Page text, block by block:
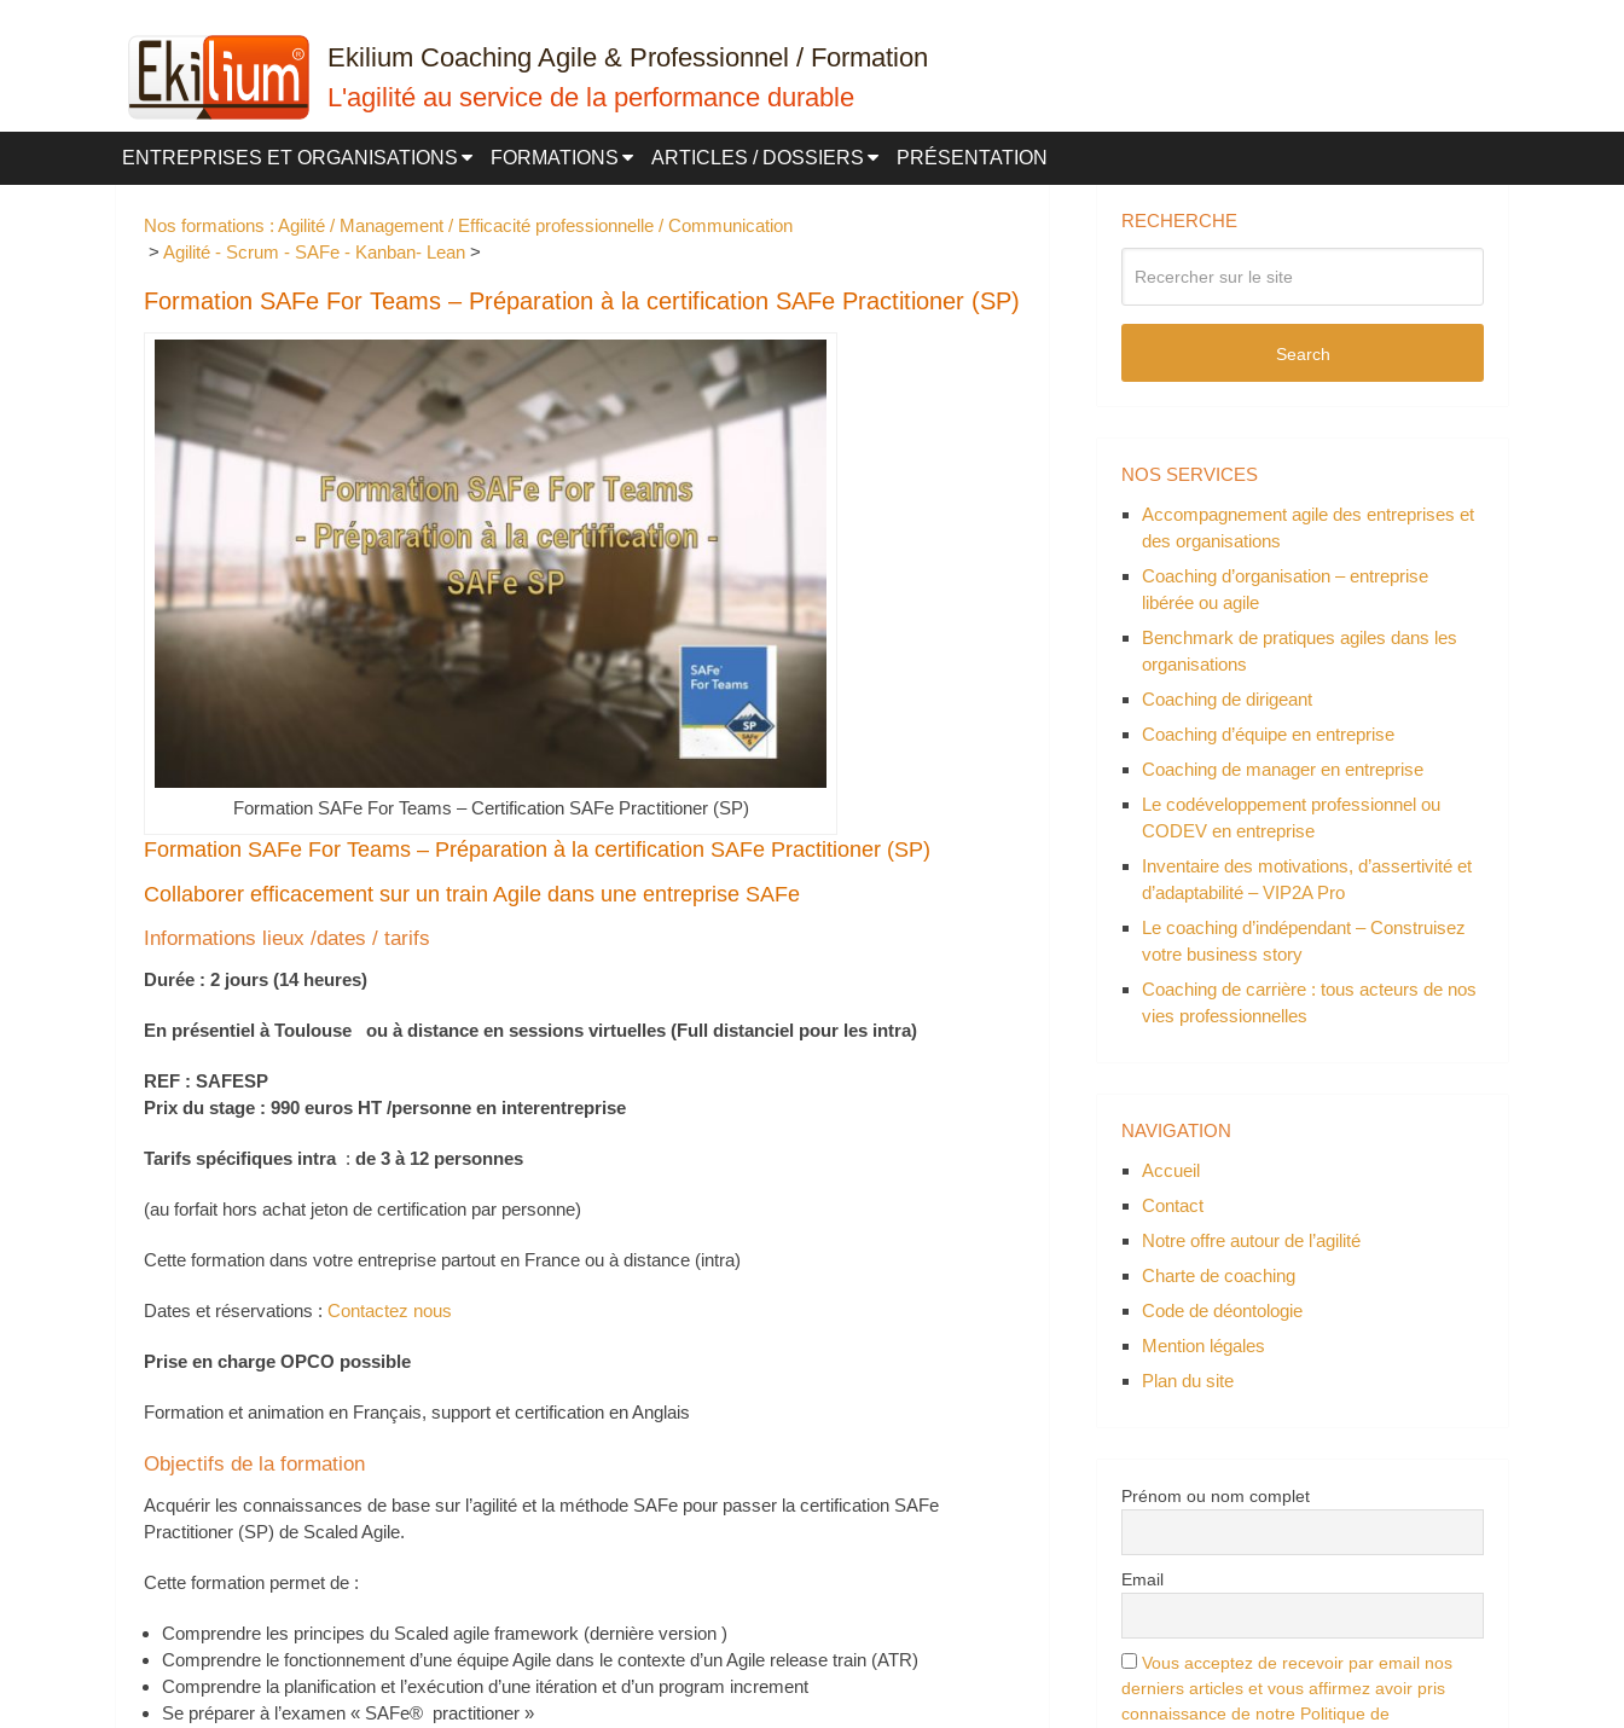
Ekilium Coaching Agile & Professionnel / Formation
L'agilité au service de la performance durable
ENTREPRISES ET ORGANISATIONS FORMATIONS ARTICLES / DOSSIERS PRÉSENTATION
Nos formations : Agilité / Management / Efficacité professionnelle / Communication
> Agilité - Scrum - SAFe - Kanban- Lean >
Formation SAFe For Teams – Préparation à la certification SAFe Practitioner (SP)
Formation SAFe For Teams – Certification SAFe Practitioner (SP)
Formation SAFe For Teams – Préparation à la certification SAFe Practitioner (SP)
Collaborer efficacement sur un train Agile dans une entreprise SAFe
Informations lieux /dates / tarifs
Durée : 2 jours (14 heures)
En présentiel à Toulouseou à distance en sessions virtuelles (Full distanciel pour les intra)
REF : SAFESP
Prix du stage : 990 euros HT /personne en interentreprise
Tarifs spécifiques intra :de 3 à 12 personnes
(au forfait hors achat jeton de certification par personne)
Cette formation dans votre entreprise partout en France ou à distance (intra)
Dates et réservations :Contactez nous
Prise en charge OPCO possible
Formation et animation en Français, support et certification en Anglais
Objectifs de la formation
Acquérir les connaissances de base sur l’agilité et la méthode SAFe pour passer la certification SAFe
Practitioner (SP) de Scaled Agile.
Cette formation permet de :
Comprendre les principes du Scaled agile framework (dernière version )
Comprendre le fonctionnement d’une équipe Agile dans le contexte d’un Agile release train (ATR)
Comprendre la planification et l’exécution d’une itération et d’un program increment
Se préparer à l’examen « SAFe® practitioner »
RECHERCHE
Search
NOS SERVICES
Accompagnement agile des entreprises et
des organisations
Coaching d’organisation – entreprise
libérée ou agile
Benchmark de pratiques agiles dans les
organisations
Coaching de dirigeant
Coaching d’équipe en entreprise
Coaching de manager en entreprise
Le codéveloppement professionnel ou
CODEV en entreprise
Inventaire des motivations, d’assertivité et
d’adaptabilité – VIP2A Pro
Le coaching d’indépendant – Construisez
votre business story
Coaching de carrière : tous acteurs de nos
vies professionnelles
NAVIGATION
Accueil
Contact
Notre offre autour de l’agilité
Charte de coaching
Code de déontologie
Mention légales
Plan du site
Prénom ou nom complet
Email
Vous acceptez de recevoir par email nos
derniers articles et vous affirmez avoir pris
connaissance de notre Politique de